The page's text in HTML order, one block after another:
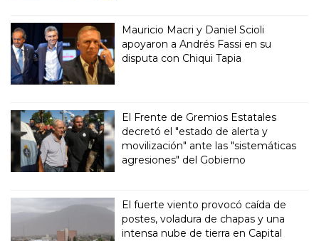
Mauricio Macri y Daniel Scioli
apoyaron a Andrés Fassi en su
disputa con Chiqui Tapia
El Frente de Gremios Estatales
decretó el "estado de alerta y
movilización" ante las "sistemáticas
agresiones" del Gobierno
El fuerte viento provocó caída de
postes, voladura de chapas y una
intensa nube de tierra en Capital